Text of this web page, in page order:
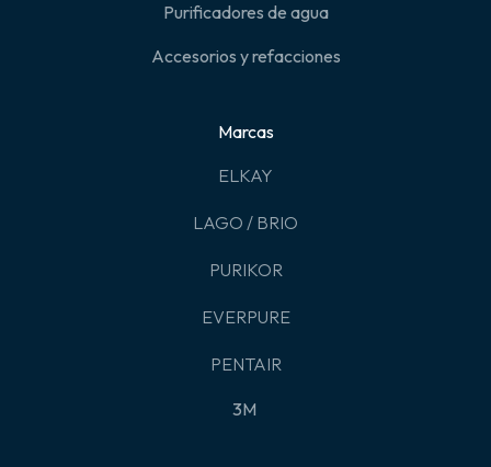
Marcas
ELKAY
LAGO / BRIO
PURIKOR
EVERPURE
PENTAIR
3M
Purificadores de agua
Accesorios y refacciones